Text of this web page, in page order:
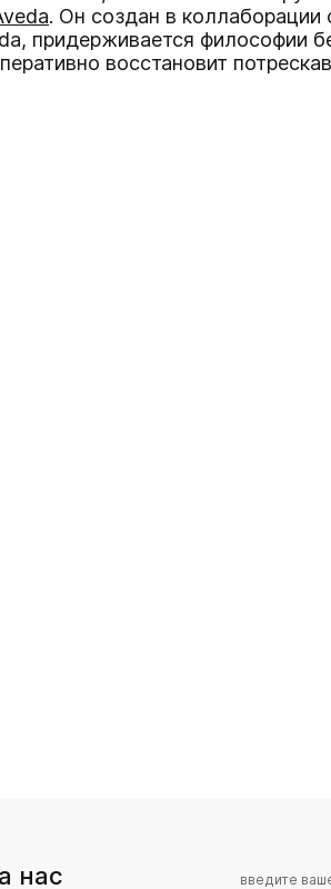
. Он создан в
придерживается
восстановит
нас